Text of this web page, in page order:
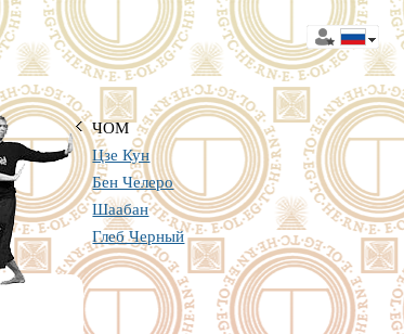
ЧОМ
Цзе Кун
Бен Челеро
Шаабан
Глеб Черный